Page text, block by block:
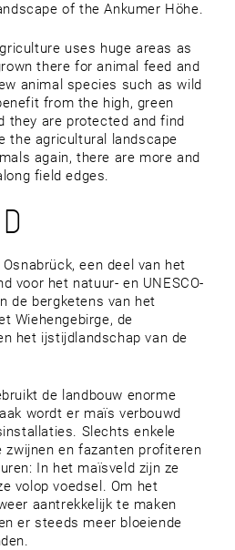
of the Ankumer Höhe.
uses huge areas as
there for animal feed and
animal species such as wild
from the high, green
they are protected and find
the agricultural landscape
again, there are more and
field edges.
een deel van het
voor het natuur- en UNESCO-
de bergketens van het
Wiehengebirge, de
het ijstijdlandschap van de
de landbouw enorme
wordt er maïs verbouwd
Slechts enkele
zwijnen en fazanten profiteren
In het maïsveld zijn ze
volop voedsel. Om het
aantrekkelijk te maken
er steeds meer bloeiende